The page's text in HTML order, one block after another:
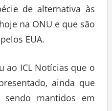
de alternativa às
na ONU e que são
EUA.
ao ICL Notícias que o
ainda que
sendo mantidos em